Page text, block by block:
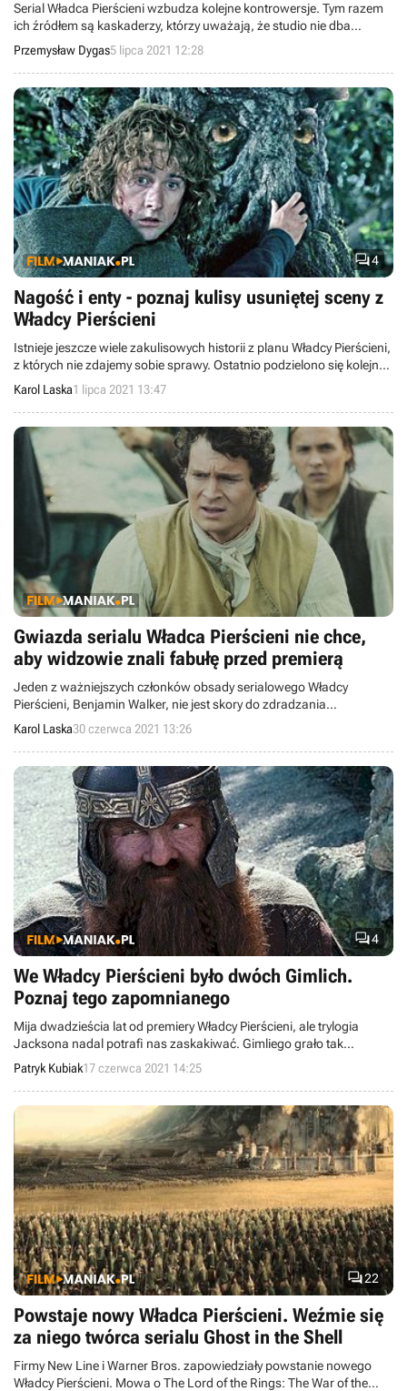
Serial Władca Pierścieni wzbudza kolejne kontrowersje. Tym razem
ich źródłem są kaskaderzy, którzy uważają, że studio nie dba
należycie o ich bezpieczeństwo. Na planie produkcji doszło bowiem
już do kilku niebezpiecznych kontuzji.
Przemysław Dygas5 lipca 2021 12:28
4
Nagość i enty - poznaj kulisy usuniętej sceny z
Władcy Pierścieni
Istnieje jeszcze wiele zakulisowych historii z planu Władcy Pierścieni,
z których nie zdajemy sobie sprawy. Ostatnio podzielono się kolejną
z nich - tym razem w rolach główni nadzy Merry oraz Pippin w
towarzystwie entów.
Karol Laska1 lipca 2021 13:47
Gwiazda serialu Władca Pierścieni nie chce,
aby widzowie znali fabułę przed premierą
Jeden z ważniejszych członków obsady serialowego Władcy
Pierścieni, Benjamin Walker, nie jest skory do zdradzania
szczegółów fabularnych dzieła. Uważa, że widzowie powinni
wiedzieć przed seansem jak najmniej.
Karol Laska30 czerwca 2021 13:26
4
We Władcy Pierścieni było dwóch Gimlich.
Poznaj tego zapomnianego
Mija dwadzieścia lat od premiery Władcy Pierścieni, ale trylogia
Jacksona nadal potrafi nas zaskakiwać. Gimliego grało tak
naprawdę dwóch aktorów: John Rhys-Davies oraz Brett Beattie. O
tym drugim nie przeczytacie w napisach końcowych.
Patryk Kubiak17 czerwca 2021 14:25
22
Powstaje nowy Władca Pierścieni. Weźmie się
za niego twórca serialu Ghost in the Shell
Firmy New Line i Warner Bros. zapowiedziały powstanie nowego
Władcy Pierścieni. Mowa o The Lord of the Rings: The War of the